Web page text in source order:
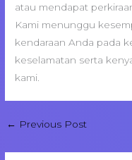
atau mendapat
Kami menunggu
kendaraan Anda pada
keselamatan serta
kami.
← Previous Post